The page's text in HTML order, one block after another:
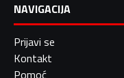
NAVIGACIJA
Prijavi se
Kontakt